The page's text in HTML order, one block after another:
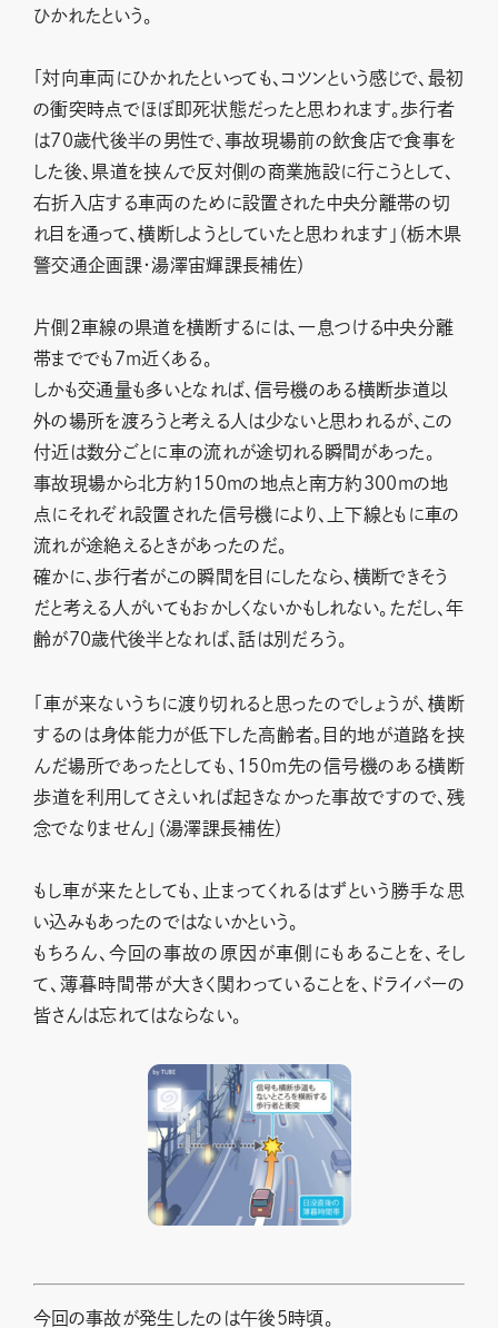
ひかれたという。
「対向車両にひかれたといっても、コツンという感じで、最初
の衝突時点でほぼ即死状態だったと思われます。歩行者
は70歳代後半の男性で、事故現場前の飲食店で食事を
した後、県道を挟んで反対側の商業施設に行こうとして、
右折入店する車両のために設置された中央分離帯の切
れ目を通って、横断しようとしていたと思われます」（栃木県
警交通企画課・湯澤宙輝課長補佐）
片側2車線の県道を横断するには、一息つける中央分離
帯まででも7m近くある。
しかも交通量も多いとなれば、信号機のある横断歩道以
外の場所を渡ろうと考える人は少ないと思われるが、この
付近は数分ごとに車の流れが途切れる瞬間があった。
事故現場から北方約150mの地点と南方約300mの地
点にそれぞれ設置された信号機により、上下線ともに車の
流れが途絶えるときがあったのだ。
確かに、歩行者がこの瞬間を目にしたなら、横断できそう
だと考える人がいてもおかしくないかもしれない。ただし、年
齢が70歳代後半となれば、話は別だろう。
「車が来ないうちに渡り切れると思ったのでしょうが、横断
するのは身体能力が低下した高齢者。目的地が道路を挟
んだ場所であったとしても、150m先の信号機のある横断
歩道を利用してさえいれば起きなかった事故ですので、残
念でなりません」（湯澤課長補佐）
もし車が来たとしても、止まってくれるはずという勝手な思
い込みもあったのではないかという。
もちろん、今回の事故の原因が車側にもあることを、そし
て、薄暮時間帯が大きく関わっていることを、ドライバーの
皆さんは忘れてはならない。
今回の事故が発生したのは午後5時頃。